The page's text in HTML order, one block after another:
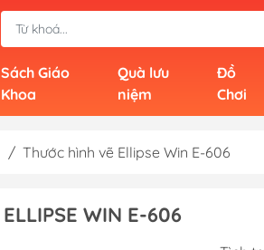
Sách Giáo
Khoa
Quà lưu
niệm
Đồ
Chơi
/ Thước hình vẽ Ellipse Win E-606
WIN E-606